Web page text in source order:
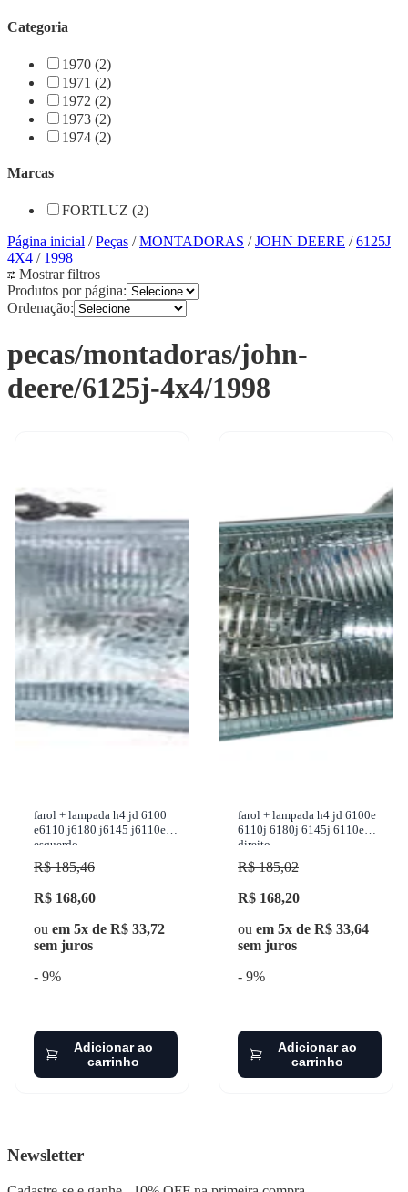
Categoria
1970 (2)
1971 (2)
1972 (2)
1973 (2)
1974 (2)
Marcas
FORTLUZ (2)
Página inicial /Peças /MONTADORAS /JOHN DEERE /6125J
4X4 / 1998
Mostrar filtros
Produtos por página:
Ordenação:
pecas/montadoras/john-
deere/6125j-4x4/1998
farol + lampada h4 jd 6100
e6110 j6180 j6145 j6110e
esquerdo
R$ 185,46
R$ 168,60
ou em 5x de R$ 33,72
sem juros
- 9%
Adicionar ao
carrinho
farol + lampada h4 jd 6100e
6110j 6180j 6145j 6110e
direito
R$ 185,02
R$ 168,20
ou em 5x de R$ 33,64
sem juros
- 9%
Adicionar ao
carrinho
Newsletter